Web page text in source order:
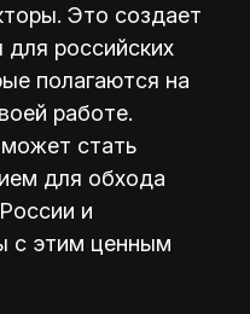
Это создает
российских
полагаются на
работе.
стать
для обхода
и
с этим ценным